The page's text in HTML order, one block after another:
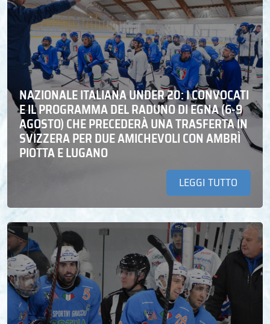
NAZIONALE ITALIANA UNDER 20: I CONVOCATI
E IL PROGRAMMA DEL RADUNO DI EGNA (6-9
AGOSTO) CHE PRECEDERÀ UNA TRASFERTA IN
SVIZZERA PER DUE AMICHEVOLI CON AMBRÌ
PIOTTA E LUGANO
LEGGI TUTTO